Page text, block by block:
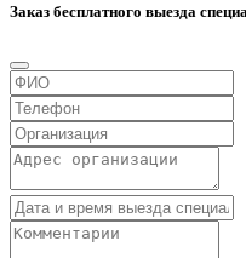
Заказ бесплатного выезда